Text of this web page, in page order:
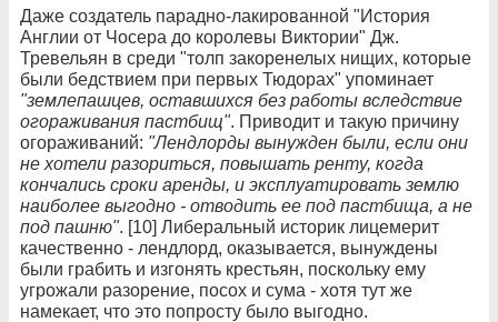
Даже создатель парадно-лакированной "История
Англии от Чосера до королевы Виктории" Дж.
Тревельян в среди "толп закоренелых нищих, которые
были бедствием при первых Тюдорах" упоминает
"землепашцев, оставшихся без работы вследствие
огораживания пастбищ". Приводит и такую причину
огораживаний: "Лендлорды вынужден были, если они
не хотели разориться, повышать ренту, когда
кончались сроки аренды, и эксплуатировать землю
наиболее выгодно - отводить ее под пастбища, а не
под пашню". [10] Либеральный историк лицемерит
качественно - лендлорд, оказывается, вынуждены
были грабить и изгонять крестьян, поскольку ему
угрожали разорение, посох и сума - хотя тут же
намекает, что это попросту было выгодно.